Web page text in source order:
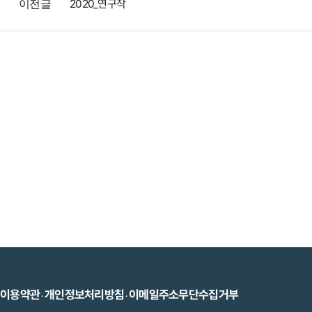
이전글 2020_연구작
이용약관·개인정보처리방침 · 이메일주소무단수집거부